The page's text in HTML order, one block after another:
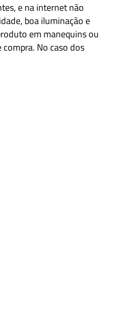
e na internet não
boa iluminação e
em manequins ou
No caso dos